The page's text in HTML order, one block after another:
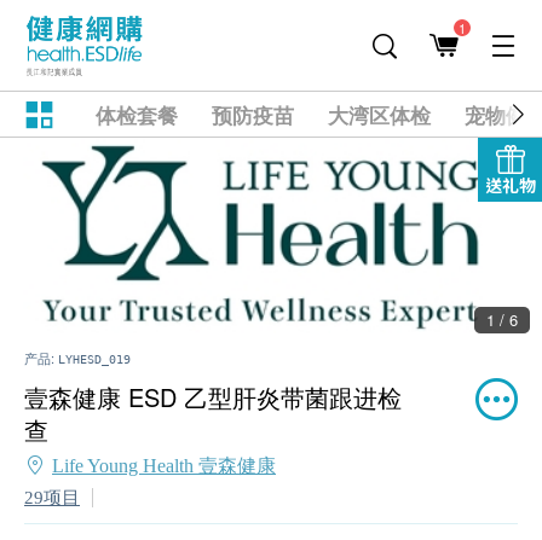
1
体检套餐 预防疫苗 大湾区体检 宠物健
送礼物
1 / 6
产品: LYHESD_019
壹森健康 ESD 乙型肝炎带菌跟进检
查
Life Young Health 壹森健康
29项目